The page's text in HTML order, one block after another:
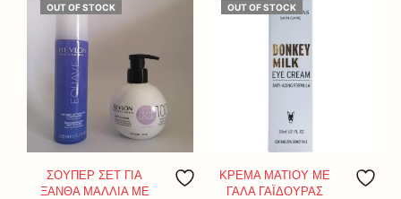
OUT OF STOCK
ΣΟΥΠΕΡ ΣΕΤ ΓΙΑ
ΞΑΝΘΑ ΜΑΛΛΙΑ ΜΕ
OUT OF STOCK
ΚΡΕΜΑ ΜΑΤΙΟΥ ΜΕ
ΓΑΛΑ ΓΑΪΔΟΥΡΑΣ